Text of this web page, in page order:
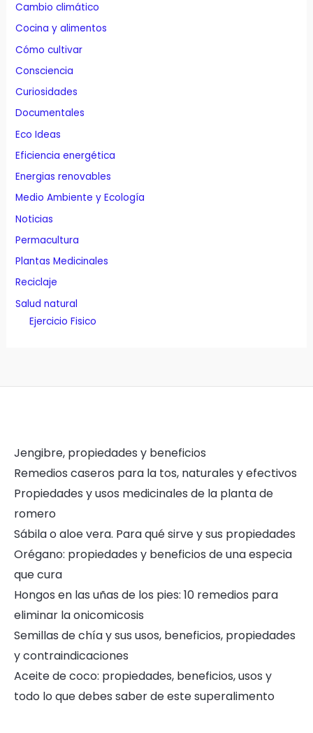
Cambio climático
Cocina y alimentos
Cómo cultivar
Consciencia
Curiosidades
Documentales
Eco Ideas
Eficiencia energética
Energias renovables
Medio Ambiente y Ecología
Noticias
Permacultura
Plantas Medicinales
Reciclaje
Salud natural
Ejercicio Fisico
Jengibre, propiedades y beneficios
Remedios caseros para la tos, naturales y efectivos
Propiedades y usos medicinales de la planta de
romero
Sábila o aloe vera. Para qué sirve y sus propiedades
Orégano: propiedades y beneficios de una especia
que cura
Hongos en las uñas de los pies: 10 remedios para
eliminar la onicomicosis
Semillas de chía y sus usos, beneficios, propiedades
y contraindicaciones
Aceite de coco: propiedades, beneficios, usos y
todo lo que debes saber de este superalimento